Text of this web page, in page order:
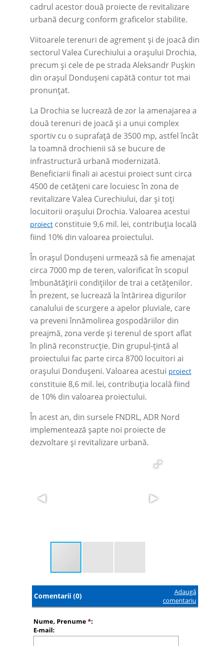
cadrul acestor două proiecte de revitalizare
urbană decurg conform graficelor stabilite.
Viitoarele terenuri de agrement și de joacă din
sectorul Valea Curechiului a orașului Drochia,
precum și cele de pe strada Aleksandr Pușkin
din orașul Dondușeni capătă contur tot mai
pronunțat.
La Drochia se lucrează de zor la amenajarea a
două terenuri de joacă și a unui complex
sportiv cu o suprafață de 3500 mp, astfel încât
la toamnă drochienii să se bucure de
infrastructură urbană modernizată.
Beneficiarii finali ai acestui proiect sunt circa
4500 de cetățeni care locuiesc în zona de
revitalizare Valea Curechiului, dar și toți
locuitorii orașului Drochia. Valoarea acestui
proiectconstituie 9,6 mil. lei, contribuția locală
fiind 10% din valoarea proiectului.
În orașul Dondușeni urmează să fie amenajat
circa 7000 mp de teren, valorificat în scopul
îmbunătățirii condițiilor de trai a cetățenilor.
În prezent, se lucrează la întărirea digurilor
canalului de scurgere a apelor pluviale, care
va preveni înnămolirea gospodăriilor din
preajmă, zona verde și terenul de sport aflat
în plină reconstrucție. Din grupul-țintă al
proiectului fac parte circa 8700 locuitori ai
orașului Dondușeni. Valoarea acestui proiect
constituie 8,6 mil. lei, contribuția locală fiind
de 10% din valoarea proiectului.
În acest an, din sursele FNDRL, ADR Nord
implementează șapte noi proiecte de
dezvoltare și revitalizare urbană.
Comentarii (0)
Adaugă
comentariu
Nume, Prenume*:
E-mail: